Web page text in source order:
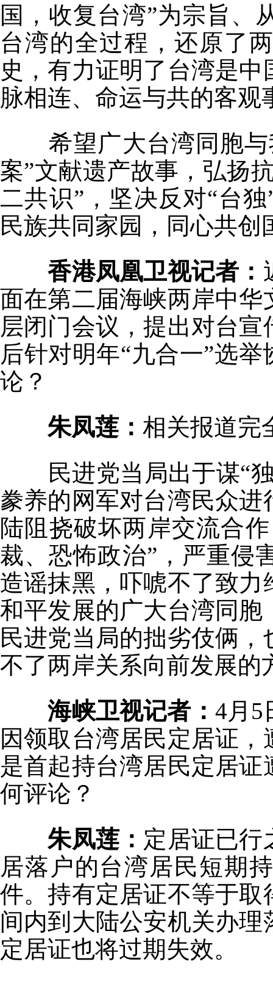
国，收复台湾”为宗旨、
台湾的全过程，还原了
史，有力证明了台湾是
脉相连、命运与共的客观
希望广大台湾同胞
案”文献遗产故事，弘扬
二共识”，坚决反对“台
民族共同家园，同心共
香港凤凰卫视记者：
面在第二届海峡两岸中
层闭门会议，提出对台
后针对明年“九合一”选
论？
朱凤莲： 相关报道完
民进党当局出于谋“
豢养的网军对台湾民众
陆阻挠破坏两岸交流合
裁、恐怖政治”，严重侵
造谣抹黑，吓唬不了致
和平发展的广大台湾同
民进党当局的拙劣伎俩
不了两岸关系向前发展的
海峡卫视记者： 4月5
因领取台湾居民定居证
是首起持台湾居民定居
何评论？
朱凤莲： 定居证已行
居落户的台湾居民短期
件。持有定居证不等于
间内到大陆公安机关办
定居证也将过期失效。